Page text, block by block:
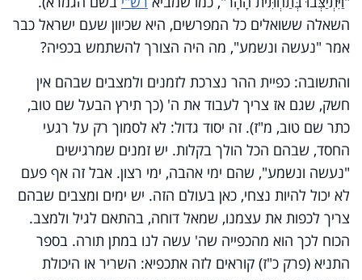
השאלה ששואלים כל המפרשים, היא שכיוון שעם ישראל כבר
אמר "נעשה ונשמע", מה היה הצורך להשתמש בכפיה?
והתשובה: כפיית ההר נצרכת לזמנים ולמצבים שבהם אין
חשק, שגם אז צריך לעבוד את ה' (כך תירץ הבעל שם טוב,
כתר שם טוב, מ"ז). זה יסוד גדול: לא לסמוך רק על רגעי
החסד, שבהם הכל הולך בקלות. יש זמנים שמרגישים
"נעשה ונשמע", שהם ימי אהבה, ימי רצון. אבל זה אף פעם
לא יכול להיות נצחי, כאן בעולם הזה. יש ימים ומצבים שבהם
צריך לכפות את עצמנו, שמאל דוחה, בהתאם לגיל ולמצב.
הכוח לכך הוא מהכפייה שה' עשה לנו במתן תורה. בספר
התניא (פרק כ"ז) קוראים לזה אתכפיא: השריר או היכולת